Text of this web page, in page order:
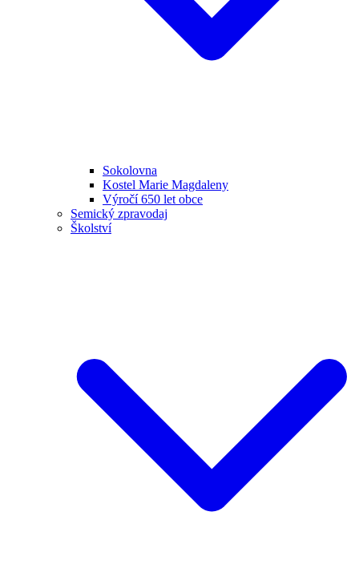
Sokolovna
Kostel Marie Magdaleny
Výročí 650 let obce
Semický zpravodaj
Školství